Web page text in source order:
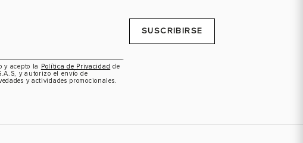
y acepto la Política de Privacidad de
y autorizo el envío de
y actividades promocionales.
SUSCRIBIRSE